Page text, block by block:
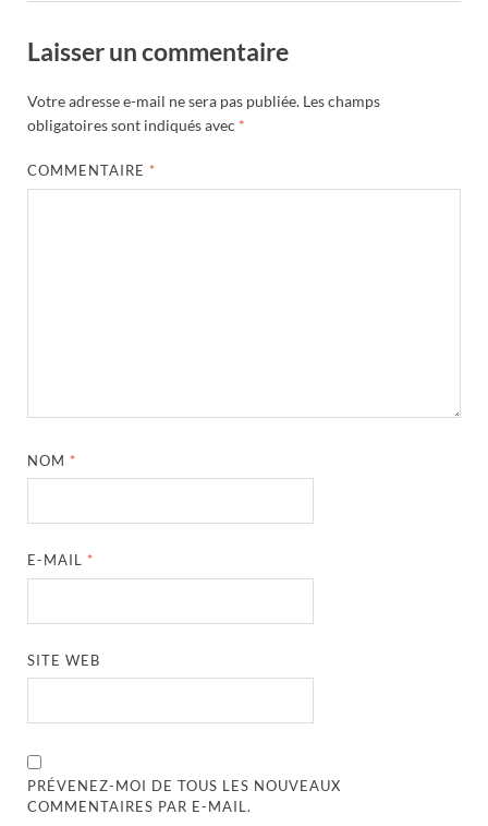
Laisser un commentaire
Votre adresse e-mail ne sera pas publiée. Les champs
obligatoires sont indiqués avec *
COMMENTAIRE *
NOM *
E-MAIL *
SITE WEB
PRÉVENEZ-MOI DE TOUS LES NOUVEAUX
COMMENTAIRES PAR E-MAIL.